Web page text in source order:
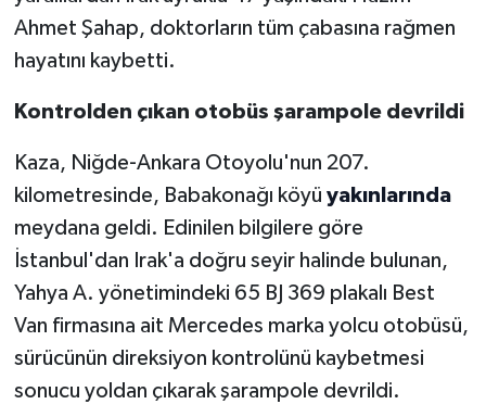
Ahmet Şahap, doktorların tüm çabasına rağmen
hayatını kaybetti.
Kontrolden çıkan otobüs şarampole devrildi
Kaza, Niğde-Ankara Otoyolu'nun 207.
kilometresinde, Babakonağı köyü yakınlarında
meydana geldi. Edinilen bilgilere göre
İstanbul'dan Irak'a doğru seyir halinde bulunan,
Yahya A. yönetimindeki 65 BJ 369 plakalı Best
Van firmasına ait Mercedes marka yolcu otobüsü,
sürücünün direksiyon kontrolünü kaybetmesi
sonucu yoldan çıkarak şarampole devrildi.